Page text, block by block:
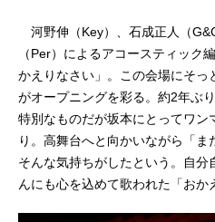
河野伸（Key）、石成正人（
（Per）によるアコースティック
かえりなさい」。この会場にそ
がオープニングを彩る。約2年ぶ
特別なものだが坂本にとってワン
り。高舞台へと向かいながら「
そんな気持ちがしたという。自分
んにも心を込めて歌われた「おか